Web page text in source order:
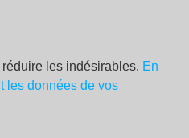
les indésirables. En
les données de vos